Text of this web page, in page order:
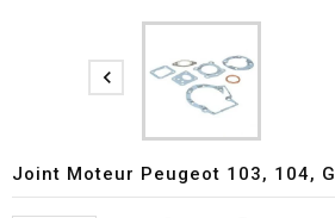

Joint Moteur Peugeot 103, 104,